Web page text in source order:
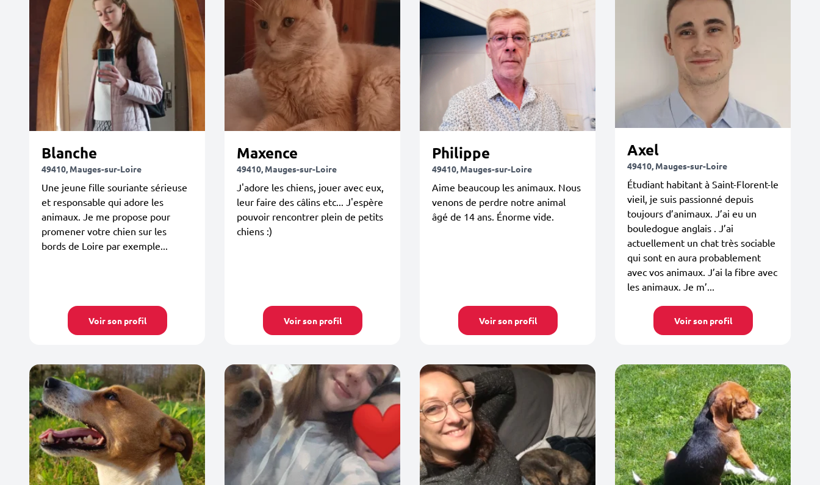
Blanche
49410, Mauges-sur-Loire
Une jeune fille souriante sérieuse
et responsable qui adore les
animaux. Je me propose pour
promener votre chien sur les
bords de Loire par exemple...
Voir son profil
Maxence
49410, Mauges-sur-Loire
J'adore les chiens, jouer avec eux,
leur faire des câlins etc... J'espère
pouvoir rencontrer plein de petits
chiens :)
Voir son profil
Philippe
49410, Mauges-sur-Loire
Aime beaucoup les animaux. Nous
venons de perdre notre animal
âgé de 14 ans. Énorme vide.
Voir son profil
Axel
49410, Mauges-sur-Loire
Étudiant habitant à Saint-Florent-le
vieil, je suis passionné depuis
toujours d’animaux. J’ai eu un
bouledogue anglais . J’ai
actuellement un chat très sociable
qui sont en aura probablement
avec vos animaux. J’ai la fibre avec
les animaux. Je m’...
Voir son profil